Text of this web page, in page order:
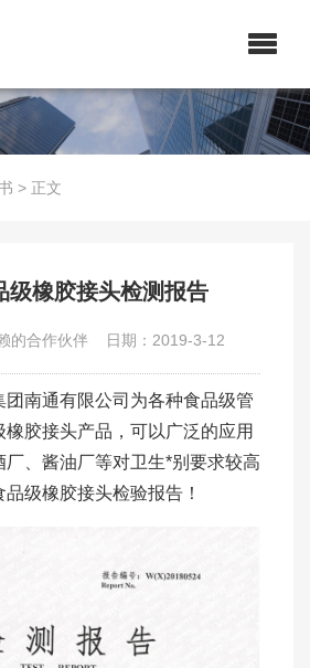
> 正文
级橡胶接头检测报告
的合作伙伴 日期：2019-3-12
团南通有限公司为各种食品级管
胶接头产品，可以广泛的应用
、酱油厂等对卫生*别要求较高
级橡胶接头检验报告！